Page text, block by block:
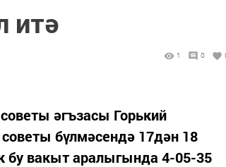
итә
1 0
әгъзасы Горький
бүлмәсендә 17дән 18
бу вакыт аралыгында 4-05-35